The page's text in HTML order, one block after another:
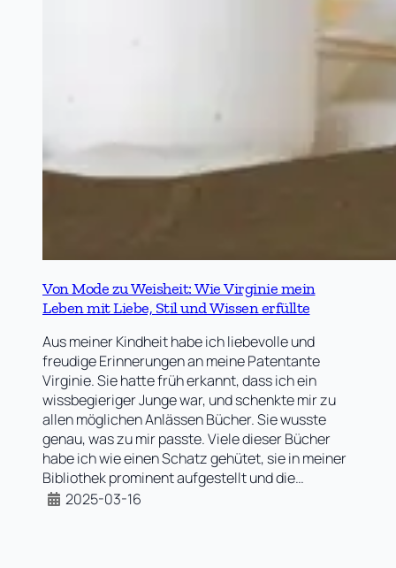
Von Mode zu Weisheit: Wie Virginie mein
Leben mit Liebe, Stil und Wissen erfüllte
Aus meiner Kindheit habe ich liebevolle und
freudige Erinnerungen an meine Patentante
Virginie. Sie hatte früh erkannt, dass ich ein
wissbegieriger Junge war, und schenkte mir zu
allen möglichen Anlässen Bücher. Sie wusste
genau, was zu mir passte. Viele dieser Bücher
habe ich wie einen Schatz gehütet, sie in meiner
Bibliothek prominent aufgestellt und die…
2025-03-16